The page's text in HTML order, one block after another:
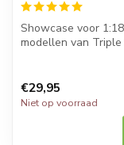
Showcase voor 1:18
modellen van Triple
€29,95
Niet op voorraad